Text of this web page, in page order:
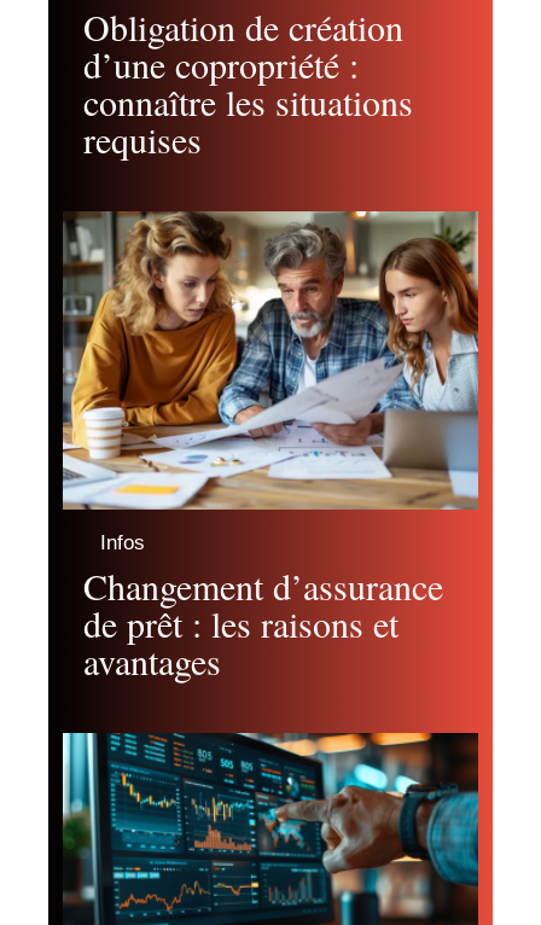
Obligation de création
d’une copropriété :
connaître les situations
requises
Infos
Changement d’assurance
de prêt : les raisons et
avantages